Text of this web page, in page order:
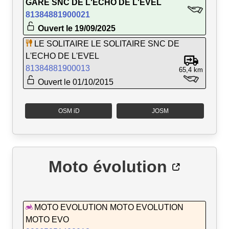
GARE SNC DE L'ECHO DE L'EVEL
81384881900021
Ouvert le 19/09/2025
LE SOLITAIRE LE SOLITAIRE SNC DE
L'ECHO DE L'EVEL
81384881900013
Ouvert le 01/10/2015
65,4 km
OSM iD JOSM
Moto évolution
MOTO EVOLUTION MOTO EVOLUTION
MOTO EVO